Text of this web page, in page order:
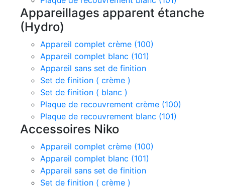
Appareillages apparent étanche
(Hydro)
Appareil complet crème (100)
Appareil complet blanc (101)
Appareil sans set de finition
Set de finition ( crème )
Set de finition ( blanc )
Plaque de recouvrement crème (100)
Plaque de recouvrement blanc (101)
Accessoires Niko
Appareil complet crème (100)
Appareil complet blanc (101)
Appareil sans set de finition
Set de finition ( crème )